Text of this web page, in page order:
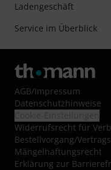
Ladengeschäft
Service im Überblick
AGB/Impressum
Datenschutzhinweise
Widerrufsrecht für
Bestellvorgang/
Mängelhaftungsrecht
Erklärung zur